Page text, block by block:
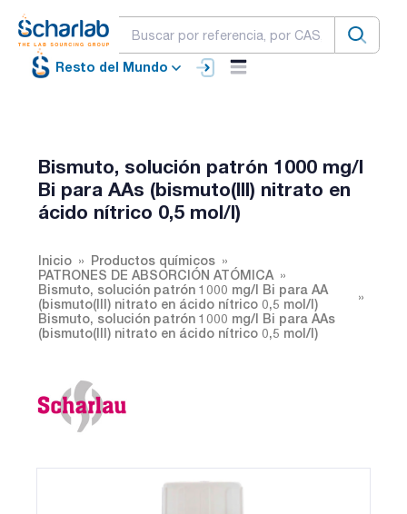
Resto del Mundo
Bismuto, solución patrón 1000 mg/l
Bi para AAs (bismuto(III) nitrato en
ácido nítrico 0,5 mol/l)
Inicio
Productos químicos
PATRONES DE ABSORCIÓN ATÓMICA
Bismuto, solución patrón 1000 mg/l Bi para AA
(bismuto(III) nitrato en ácido nítrico 0,5 mol/l)
Bismuto, solución patrón 1000 mg/l Bi para AAs
(bismuto(III) nitrato en ácido nítrico 0,5 mol/l)